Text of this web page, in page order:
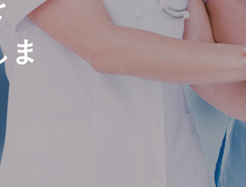
ま